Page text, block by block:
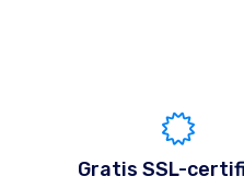
Gratis SSL-